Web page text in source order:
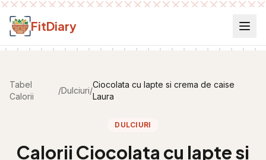
Salt la conținut
FitDiary
Tabel
Calorii
/Dulciuri/
Ciocolata cu lapte si crema de caise
Laura
DULCIURI
Calorii Ciocolata cu lapte si